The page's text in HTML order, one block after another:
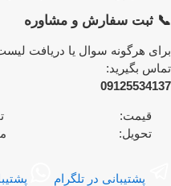
ثبت سفارش و مشاوره
هرگونه سوال یا دریافت
بگیرید:
قیمت: تماس
تحویل: محل
پشتیبانی در تلگرام